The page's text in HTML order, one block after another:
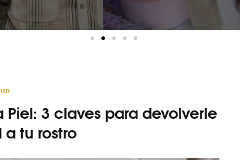
3 claves para devolverle
tu rostro